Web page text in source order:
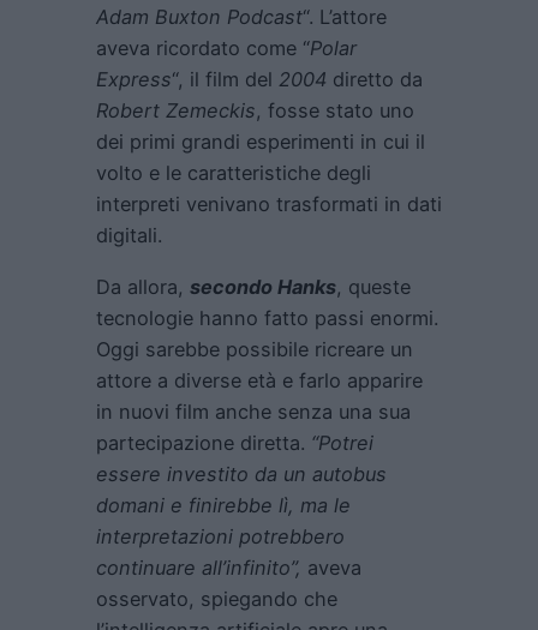
Adam Buxton Podcast“. L’attore
aveva ricordato come “Polar
Express“, il film del 2004 diretto da
Robert Zemeckis, fosse stato uno
dei primi grandi esperimenti in cui il
volto e le caratteristiche degli
interpreti venivano trasformati in dati
digitali.
Da allora, secondo Hanks, queste
tecnologie hanno fatto passi enormi.
Oggi sarebbe possibile ricreare un
attore a diverse età e farlo apparire
in nuovi film anche senza una sua
partecipazione diretta. “Potrei
essere investito da un autobus
domani e finirebbe lì, ma le
interpretazioni potrebbero
continuare all’infinito”, aveva
osservato, spiegando che